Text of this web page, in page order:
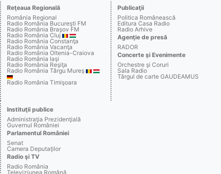
Reţeaua Regională
România Regional
Radio România Bucureşti FM
Radio România Braşov FM
Radio România Cluj
Radio România Constanţa
Radio România Vacanţa
Radio România Oltenia-Craiova
Radio România Iaşi
Radio România Reşiţa
Radio România Târgu Mureş
Radio România Timişoara
Publicaţii
Politica Românească
Editura Casa Radio
Radio Arhive
Agenţie de presă
RADOR
Concerte şi Evenimente
Orchestre şi Coruri
Sala Radio
Târgul de carte GAUDEAMUS
Instituţii publice
Administraţia Prezidenţială
Guvernul României
Parlamentul României
Senat
Camera Deputaţilor
Radio şi TV
Radio România
Televiziunea Română